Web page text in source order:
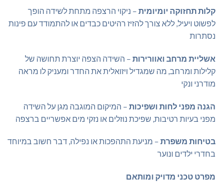
קלות תחזוקה יומיומית – ניקוי הרצפה מתחת לשידה הופך
לפשוט ויעיל, ללא צורך להזיז רהיטים כבדים או להתמודד עם פינות
נסתרות
אשליית מרחב ואוורירות – השידה הצפה יוצרת תחושה של
קלילות ומרחב, מה שמגדיל ויזואלית את החדר ומעניק לו מראה
מודרני ונקי
הגנה מפני לחות ושפיכות – המיקום המוגבה מגן על השידה
מפני בעיות רטיבות, שפיכת נוזלים או נזקי מים אפשריים ברצפה
בטיחות משפרת – מניעת התהפכות או נפילה, דבר חשוב במיוחד
בחדרי ילדים ונוער
מפרט טכני מדויק ומותאם